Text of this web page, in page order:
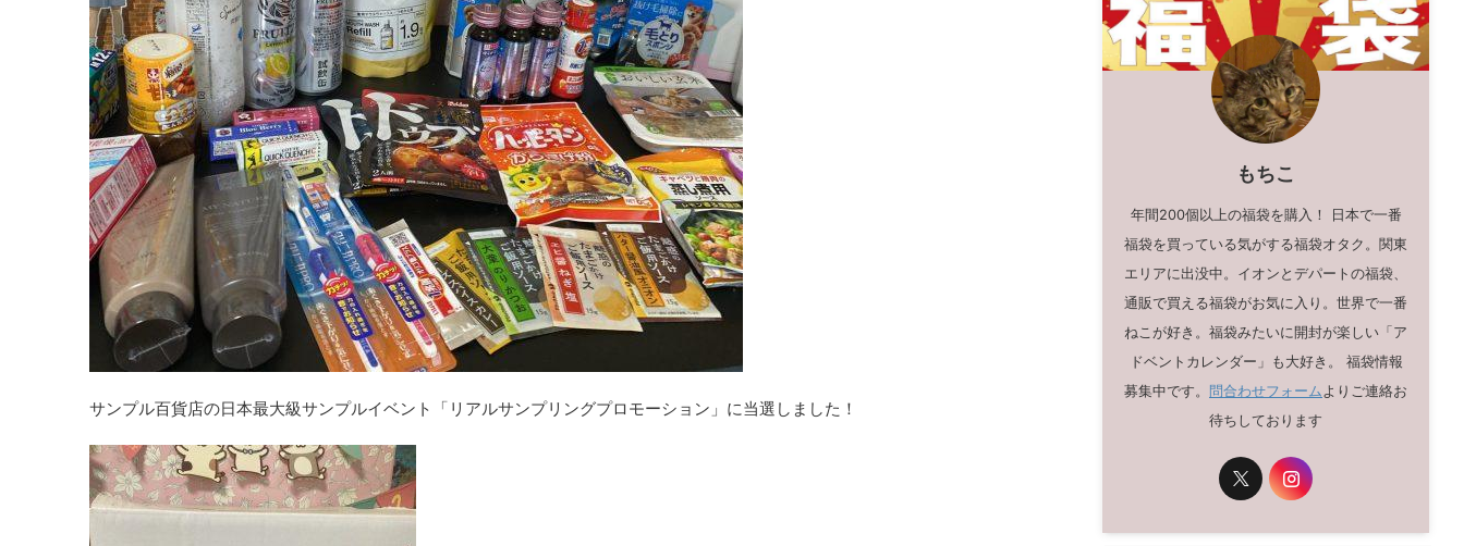
サンプル百貨店の日本最大級サンプルイベント「リアルサンプリングプロモーション」に当選しました！
もちこ
年間200個以上の福袋を購入！ 日本で一番
福袋を買っている気がする福袋オタク。関東
エリアに出没中。イオンとデパートの福袋、
通販で買える福袋がお気に入り。世界で一番
ねこが好き。福袋みたいに開封が楽しい「ア
ドベントカレンダー」も大好き。 福袋情報
募集中です。 問合わせフォームよりご連絡お
待ちしております